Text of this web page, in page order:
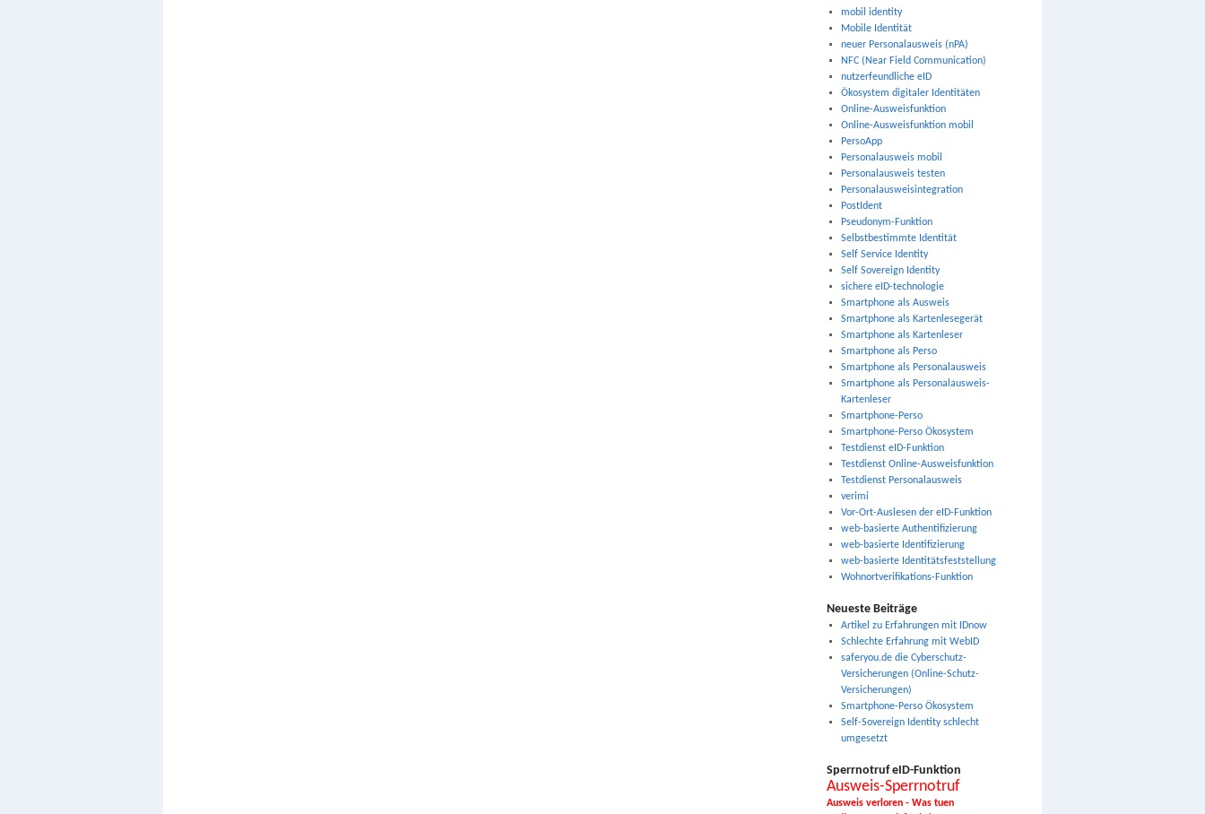
mobil identity
Mobile Identität
neuer Personalausweis (nPA)
NFC (Near Field Communication)
nutzerfeundliche eID
Ökosystem digitaler Identitäten
Online-Ausweisfunktion
Online-Ausweisfunktion mobil
PersoApp
Personalausweis mobil
Personalausweis testen
Personalausweisintegration
PostIdent
Pseudonym-Funktion
Selbstbestimmte Identität
Self Service Identity
Self Sovereign Identity
sichere eID-technologie
Smartphone als Ausweis
Smartphone als Kartenlesegerät
Smartphone als Kartenleser
Smartphone als Perso
Smartphone als Personalausweis
Smartphone als Personalausweis-
Kartenleser
Smartphone-Perso
Smartphone-Perso Ökosystem
Testdienst eID-Funktion
Testdienst Online-Ausweisfunktion
Testdienst Personalausweis
verimi
Vor-Ort-Auslesen der eID-Funktion
web-basierte Authentifizierung
web-basierte Identifizierung
web-basierte Identitätsfeststellung
Wohnortverifikations-Funktion
Neueste Beiträge
Artikel zu Erfahrungen mit IDnow
Schlechte Erfahrung mit WebID
saferyou.de die Cyberschutz-
Versicherungen (Online-Schutz-
Versicherungen)
Smartphone-Perso Ökosystem
Self-Sovereign Identity schlecht
umgesetzt
Sperrnotruf eID-Funktion
Ausweis-Sperrnotruf
Ausweis verloren - Was tuen